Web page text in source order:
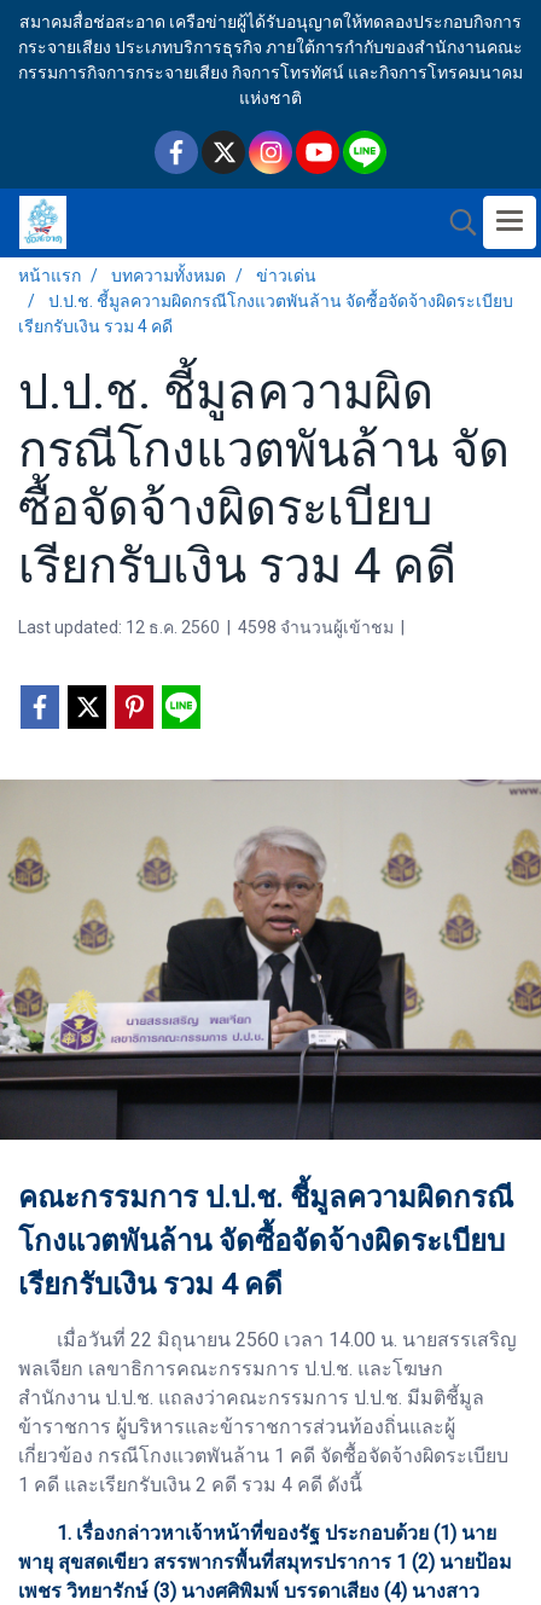
สมาคมสื่อช่อสะอาด เครือข่ายผู้ได้รับอนุญาตให้ทดลองประกอบกิจการ
กระจายเสียง ประเภทบริการธุรกิจ ภายใต้การกำกับของสำนักงานคณะ
กรรมการกิจการกระจายเสียง กิจการโทรทัศน์ และกิจการโทรคมนาคม
แห่งชาติ
หน้าแรก บทความทั้งหมด
ข่าวเด่น
ป.ป.ช. ชี้มูลความผิดกรณีโกงแวตพันล้าน จัดซื้อจัดจ้างผิดระเบียบ
เรียกรับเงิน รวม 4 คดี
ป.ป.ช. ชี้มูลความผิด
กรณีโกงแวตพันล้าน จัด
ซื้อจัดจ้างผิดระเบียบ
เรียกรับเงิน รวม 4 คดี
Last updated: 12 ธ.ค. 2560 4598 จำนวนผู้เข้าชม
คณะกรรมการ ป.ป.ช. ชี้มูลความผิดกรณี
โกงแวตพันล้าน จัดซื้อจัดจ้างผิดระเบียบ
เรียกรับเงิน รวม 4 คดี
เมื่อวันที่ 22 มิถุนายน 2560 เวลา 14.00 น. นายสรรเสริญ
พลเจียก เลขาธิการคณะกรรมการ ป.ป.ช. และโฆษก
สำนักงาน ป.ป.ช. แถลงว่าคณะกรรมการ ป.ป.ช. มีมติชี้มูล
ข้าราชการ ผู้บริหารและข้าราชการส่วนท้องถิ่นและผู้
เกี่ยวข้อง กรณีโกงแวตพันล้าน 1 คดี จัดซื้อจัดจ้างผิดระเบียบ
1 คดี และเรียกรับเงิน 2 คดี รวม 4 คดี ดังนี้
1. เรื่องกล่าวหาเจ้าหน้าที่ของรัฐ ประกอบด้วย (1) นาย
พายุ สุขสดเขียว สรรพากรพื้นที่สมุทรปราการ 1 (2) นายป้อม
เพชร วิทยารักษ์ (3) นางศศิพิมพ์ บรรดาเสียง (4) นางสาว